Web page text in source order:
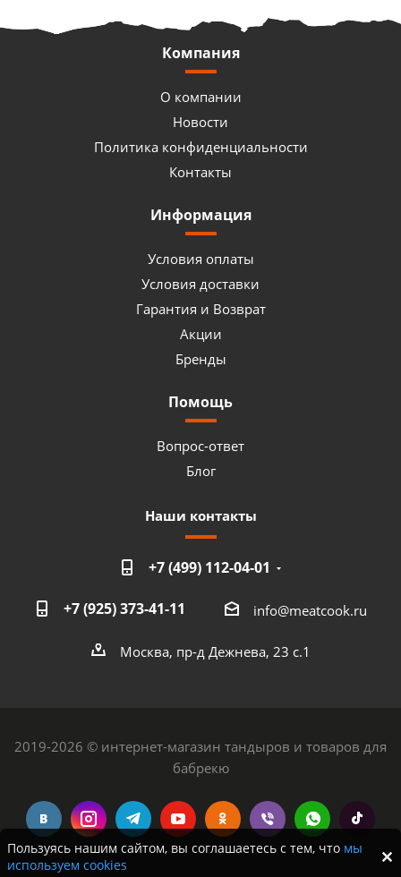
Компания
О компании
Новости
Политика конфиденциальности
Контакты
Информация
Условия оплаты
Условия доставки
Гарантия и Возврат
Акции
Бренды
Помощь
Вопрос-ответ
Блог
Наши контакты
+7 (499) 112-04-01
+7 (925) 373-41-11 info@meatcook.ru
Москва, пр-д Дежнева, 23 с.1
2019-2026 © интернет-магазин тандыров и товаров для
бабрекю
Пользуясь нашим сайтом, вы соглашаетесь с тем, что мы
используем cookies